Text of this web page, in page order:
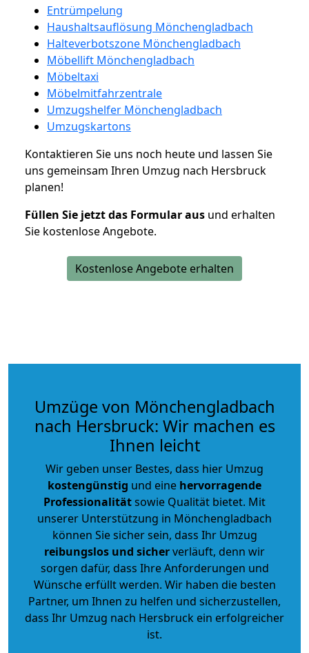
Entrümpelung
Haushaltsauflösung Mönchengladbach
Halteverbotszone Mönchengladbach
Möbellift Mönchengladbach
Möbeltaxi
Möbelmitfahrzentrale
Umzugshelfer Mönchengladbach
Umzugskartons
Kontaktieren Sie uns noch heute und lassen Sie
uns gemeinsam Ihren Umzug nach Hersbruck
planen!
Füllen Sie jetzt das Formular aus und erhalten
Sie kostenlose Angebote.
Kostenlose Angebote erhalten
Umzüge von Mönchengladbach
nach Hersbruck: Wir machen es
Ihnen leicht
Wir geben unser Bestes, dass hier Umzug
kostengünstig und eine hervorragende
Professionalitätsowie Qualität bietet. Mit
unserer Unterstützung in Mönchengladbach
können Sie sicher sein, dass Ihr Umzug
reibungslos und sicherverläuft, denn wir
sorgen dafür, dass Ihre Anforderungen und
Wünsche erfüllt werden. Wir haben die besten
Partner, um Ihnen zu helfen und sicherzustellen,
dass Ihr Umzug nach Hersbruck ein erfolgreicher
ist.